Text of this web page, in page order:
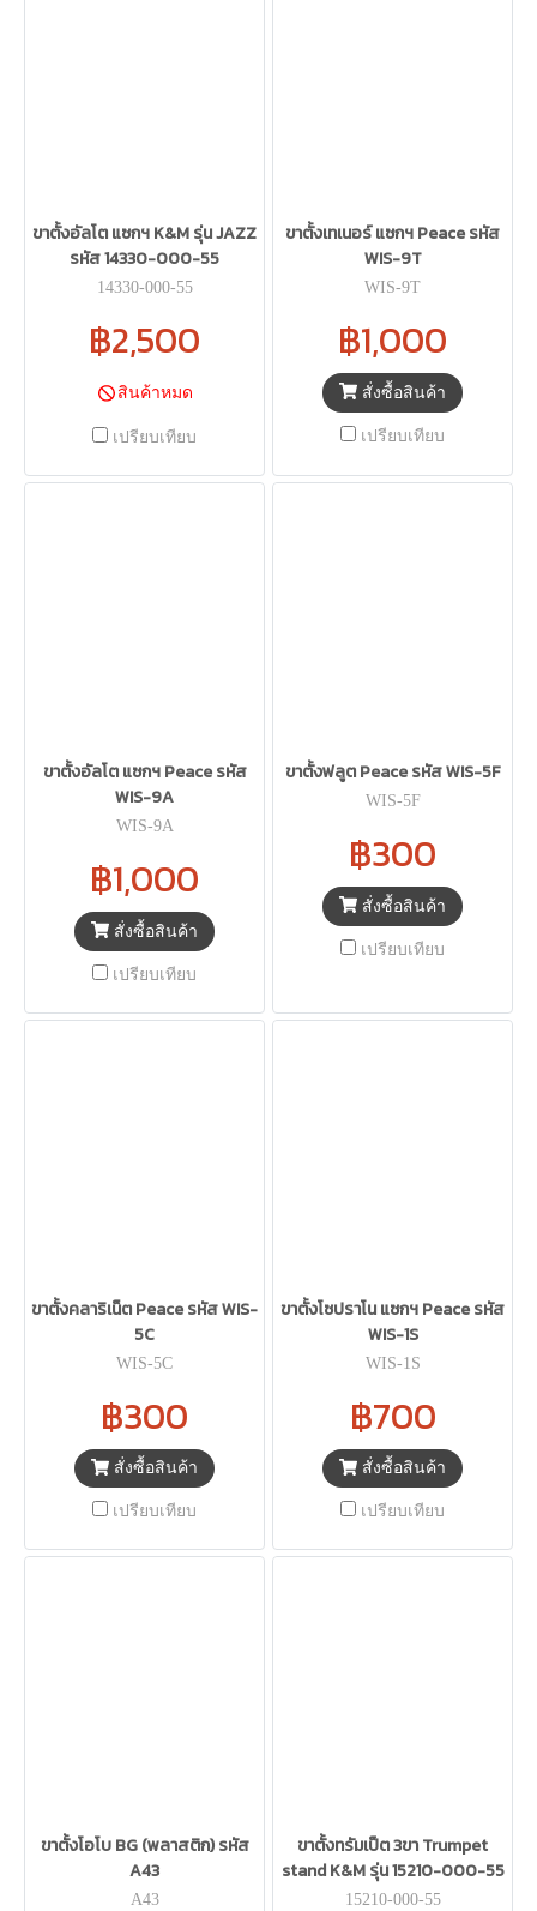
ขาตั้งอัลโต แซกฯ K&M รุ่น JAZZ
รหัส 14330-000-55
14330-000-55
฿2,500
สินค้าหมด
เปรียบเทียบ
ขาตั้งเทเนอร์ แซกฯ Peace รหัส
WIS-9T
WIS-9T
฿1,000
สั่งซื้อสินค้า
เปรียบเทียบ
ขาตั้งอัลโต แซกฯ Peace รหัส
WIS-9A
WIS-9A
฿1,000
สั่งซื้อสินค้า
เปรียบเทียบ
ขาตั้งฟลูต Peace รหัส WIS-5F
WIS-5F
฿300
สั่งซื้อสินค้า
เปรียบเทียบ
ขาตั้งคลาริเน็ต Peace รหัส WIS-
5C
WIS-5C
฿300
สั่งซื้อสินค้า
เปรียบเทียบ
ขาตั้งโซปราโน แซกฯ Peace รหัส
WIS-1S
WIS-1S
฿700
สั่งซื้อสินค้า
เปรียบเทียบ
ขาตั้งโอโบ BG (พลาสติก) รหัส
A43
A43
ขาตั้งทรัมเป็ต 3ขา Trumpet
stand K&M รุ่น 15210-000-55
15210-000-55